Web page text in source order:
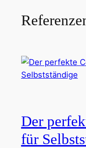
Der
für